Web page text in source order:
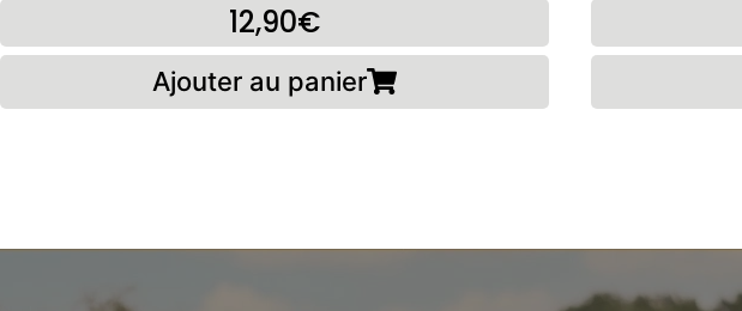
12,90€
Ajouter au panier